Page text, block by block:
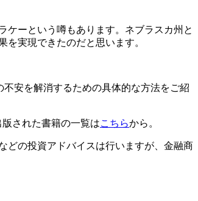
ケーという噂もあります。ネブラスカ州と
実現できたのだと思います。
安を解消するための具体的な方法をご紹
された書籍の一覧はこちらから。
どの投資アドバイスは行いますが、金融商